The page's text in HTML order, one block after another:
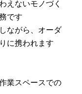
えないモノづく
です
ながら、オーダ
に携われます
業スペースでの